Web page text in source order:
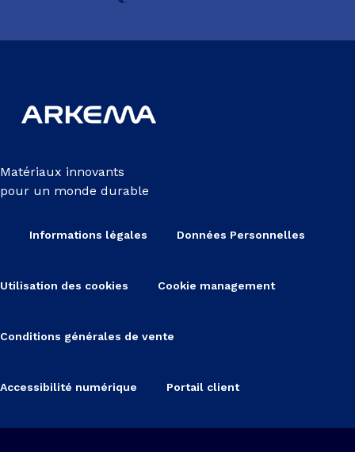
Matériaux innovants
pour un monde durable
Informations légales Données Personnelles
Utilisation des cookies Cookie management
Conditions générales de vente
Accessibilité numérique Portail client